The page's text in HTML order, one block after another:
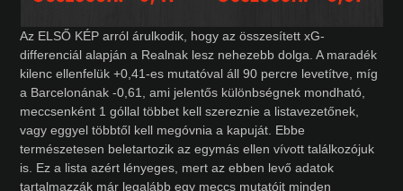
Az ELSŐ KÉP arról árulkodik, hogy az összesített xG-
differenciál alapján a Realnak lesz nehezebb dolga. A maradék
kilenc ellenfelük +0,41-es mutatóval áll 90 percre levetítve, míg
a Barcelonának -0,61, ami jelentős különbségnek mondható,
meccsenként 1 góllal többet kell szereznie a listavezetőnek,
vagy eggyel többtől kell megóvnia a kapuját. Ebbe
természetesen beletartozik az egymás ellen vívott találkozójuk
is. Ez a lista azért lényeges, mert az ebben levő adatok
tartalmazzák már legalább egy meccs mutatóit minden